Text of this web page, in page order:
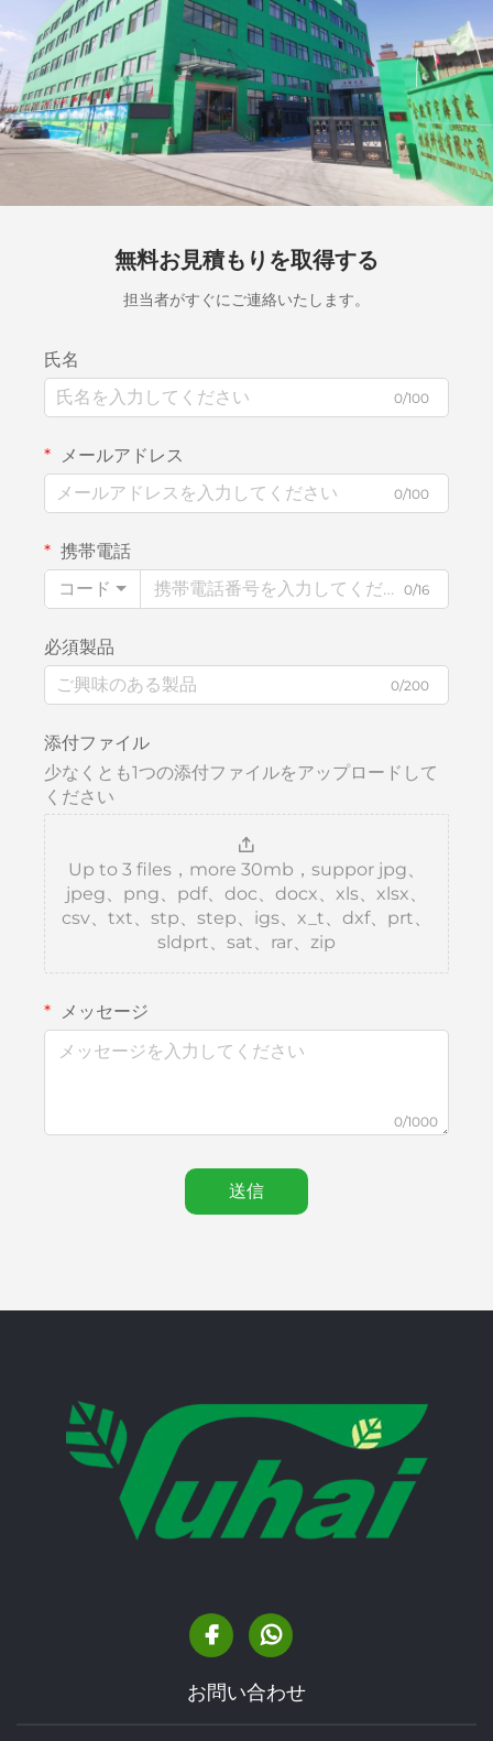
無料お見積もりを取得する
担当者がすぐにご連絡いたします。
氏名
0/100
メールアドレス
0/100
携帯電話
コード
0/16
必須製品
0/200
添付ファイル
少なくとも1つの添付ファイルをアップロードして
ください
Up to 3 files，more 30mb，suppor jpg、
jpeg、png、pdf、doc、docx、xls、xlsx、
csv、txt、stp、step、igs、x_t、dxf、prt、
sldprt、sat、rar、zip
メッセージ
0/1000
送信
お問い合わせ